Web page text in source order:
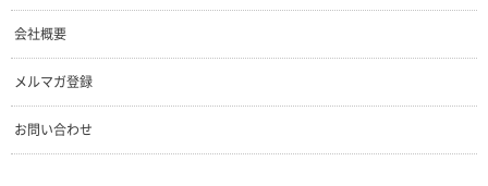
会社概要
メルマガ登録
お問い合わせ